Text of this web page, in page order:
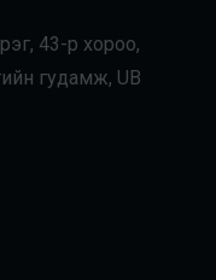
43-р хороо,
гудамж, UB